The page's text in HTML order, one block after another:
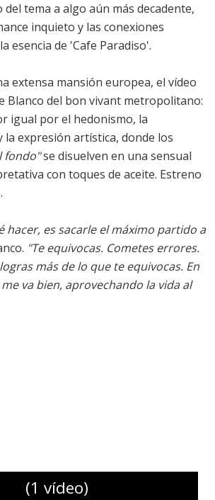
tema a algo aún más decadente,
inquieto y las conexiones
esencia de 'Cafe Paradiso'.
extensa mansión europea, el vídeo
Blanco del bon vivant metropolitano:
igual por el hedonismo, la
la expresión artística, donde los
fondo"se disuelven en una sensual
con toques de aceite. Estreno
hacer, es sacarle el máximo partido a
"Te equivocas. Cometes errores.
más de lo que te equivocas. En
va bien, aprovechando la vida al
(1 vídeo)